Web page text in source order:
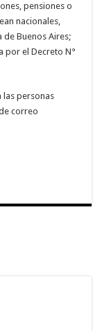
pensiones o
nacionales,
de Buenos Aires;
por el Decreto N°
las personas
correo